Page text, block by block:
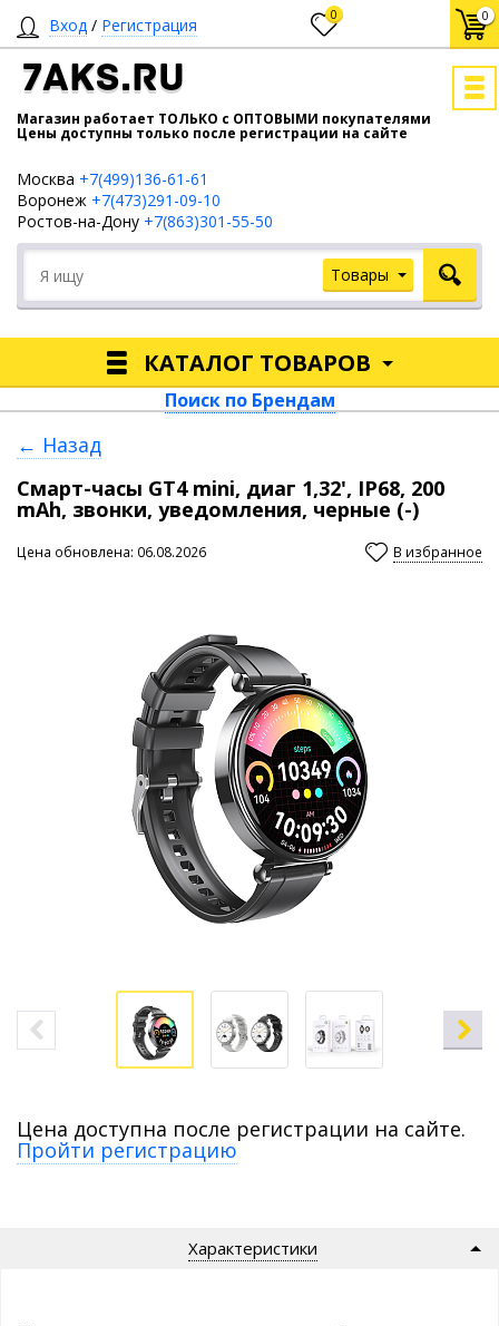
Вход / Регистрация 0 0
7AKS.RU
Магазин работает ТОЛЬКО с ОПТОВЫМИ покупателями
Цены доступны только после регистрации на сайте
Москва +7(499)136-61-61
Воронеж +7(473)291-09-10
Ростов-на-Дону +7(863)301-55-50
Товары
КАТАЛОГ ТОВАРОВ
Поиск по Брендам
← Назад
Смарт-часы GT4 mini, диаг 1,32', IP68, 200
mAh, звонки, уведомления, черные (-)
Цена обновлена: 06.08.2026 В избранное
Цена доступна после регистрации на сайте.
Пройти регистрацию
Характеристики